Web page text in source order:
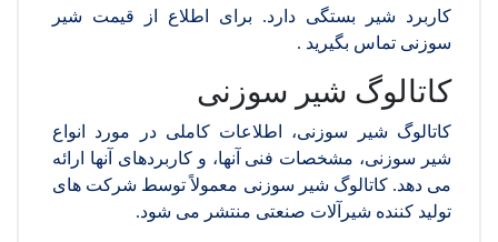
کاربرد شیر بستگی دارد. برای اطلاع از قیمت شیر
سوزنی تماس بگیرید .
کاتالوگ شیر سوزنی
کاتالوگ شیر سوزنی، اطلاعات کاملی در مورد انواع
شیر سوزنی، مشخصات فنی آنها، و کاربردهای آنها ارائه
می دهد. کاتالوگ شیر سوزنی معمولاً توسط شرکت های
تولید کننده شیرآلات صنعتی منتشر می شود.